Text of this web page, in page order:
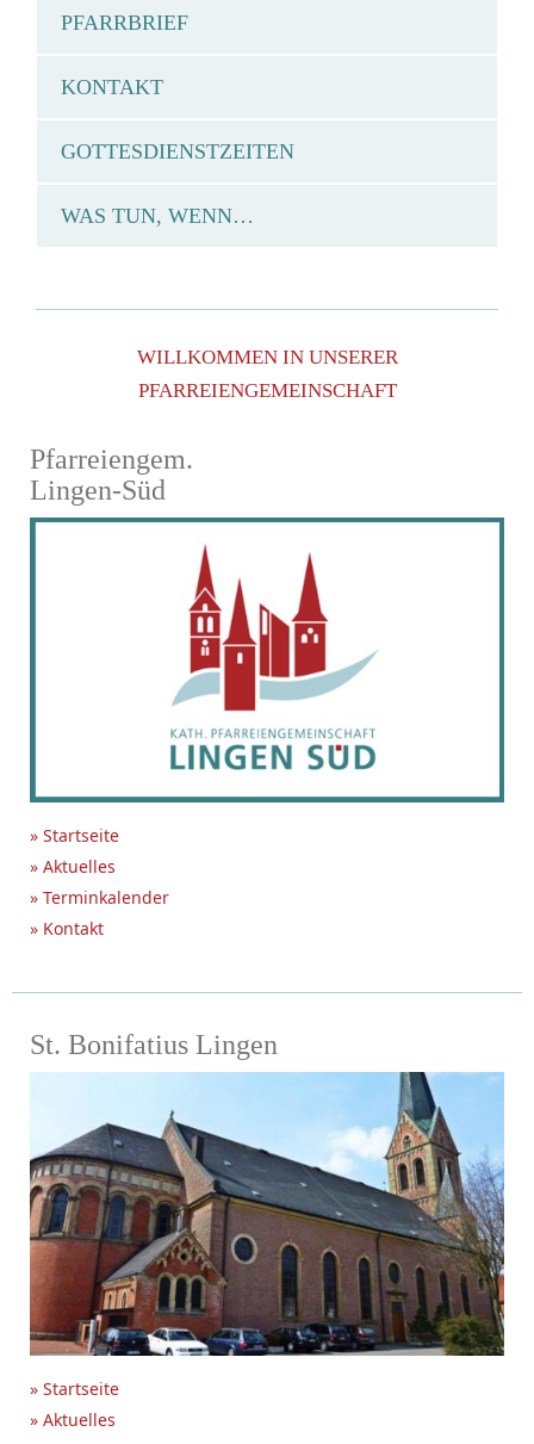
PFARRBRIEF
KONTAKT
GOTTESDIENSTZEITEN
WAS TUN, WENN…
WILLKOMMEN IN UNSERER
PFARREIENGEMEINSCHAFT
Pfarreiengem.
Lingen-Süd
» Startseite
» Aktuelles
» Terminkalender
» Kontakt
St. Bonifatius Lingen
» Startseite
» Aktuelles